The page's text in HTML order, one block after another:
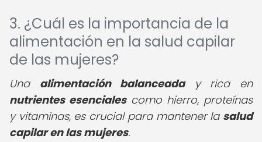
3. ¿Cuál es la importancia de la
alimentación en la salud capilar
de las mujeres?
Una alimentación balanceaday rica en
nutrientes esencialescomo hierro, proteínas
y vitaminas, es crucial para mantener la salud
capilar en las mujeres.